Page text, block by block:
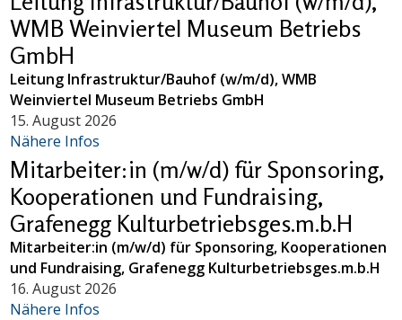
WMB Weinviertel Museum Betriebs
GmbH
Leitung Infrastruktur/Bauhof (w/m/d), WMB
Weinviertel Museum Betriebs GmbH
15. August 2026
Nähere Infos
Mitarbeiter:in (m/w/d) für Sponsoring,
Kooperationen und Fundraising,
Grafenegg Kulturbetriebsges.m.b.H
Mitarbeiter:in (m/w/d) für Sponsoring, Kooperationen
und Fundraising, Grafenegg Kulturbetriebsges.m.b.H
16. August 2026
Nähere Infos